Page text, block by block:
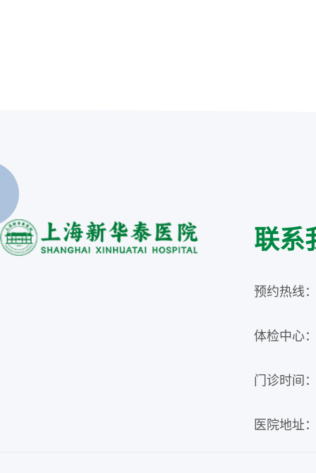
联系
预约热线
体检中心
门诊时间
医院地址